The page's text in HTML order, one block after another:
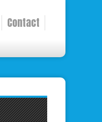
Contact